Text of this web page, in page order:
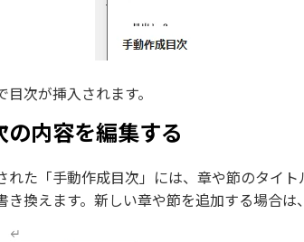
目次が挿入されます。
の内容を編集する
れた「手動作成目次」には、章や節のタイ
き換えます。新しい章や節を追加する場合